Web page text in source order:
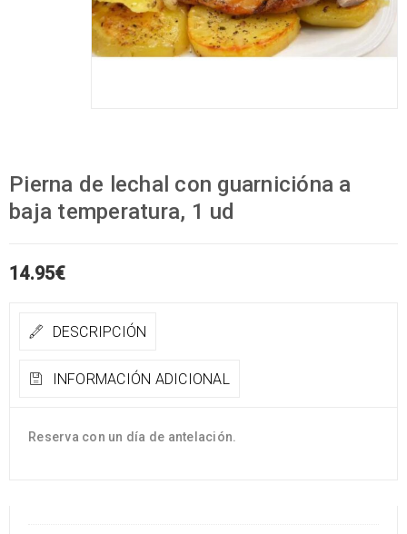
Pierna de lechal con guarnicióna a
baja temperatura, 1 ud
14.95€
DESCRIPCIÓN
INFORMACIÓN ADICIONAL
Reserva con un día de antelación.